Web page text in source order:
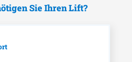
Sie Ihren Lift?